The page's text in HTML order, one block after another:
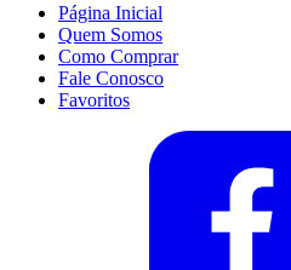
Página Inicial
Quem Somos
Como Comprar
Fale Conosco
Favoritos